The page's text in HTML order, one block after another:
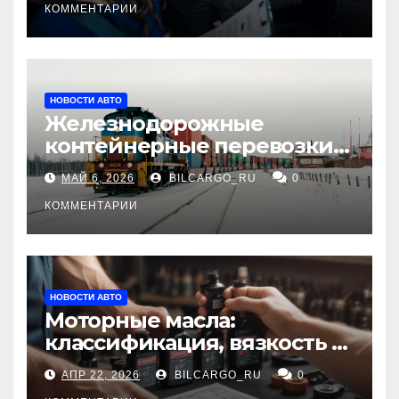
КОММЕНТАРИИ
НОВОСТИ АВТО
Железнодорожные
контейнерные перевозки
из Китая в Россию:
маршруты, сроки и
требования
МАЙ 6, 2026 BILCARGO_RU 0
КОММЕНТАРИИ
НОВОСТИ АВТО
Моторные масла:
классификация, вязкость и
рекомендации по выбору
для различных типов
АПР 22, 2026 BILCARGO_RU 0